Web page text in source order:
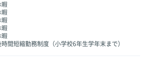
暇
暇
暇
暇
暇
間短縮勤務制度（小学校6年生学年末まで）